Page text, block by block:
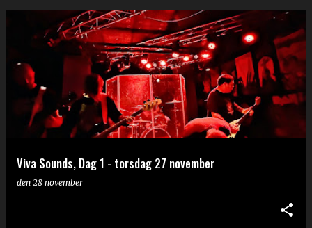
Viva Sounds, Dag 1 - torsdag 27 november
den 28 november